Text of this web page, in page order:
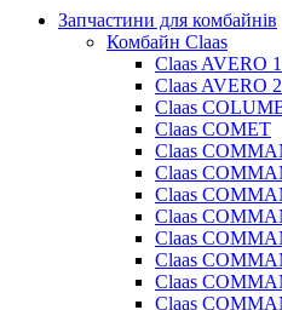
Запчастини для комбайнів
Комбайн Claas
Claas AVERO
Claas AVERO
Claas
Claas COMET
Claas
Claas
Claas
Claas
Claas
Claas
Claas
Claas